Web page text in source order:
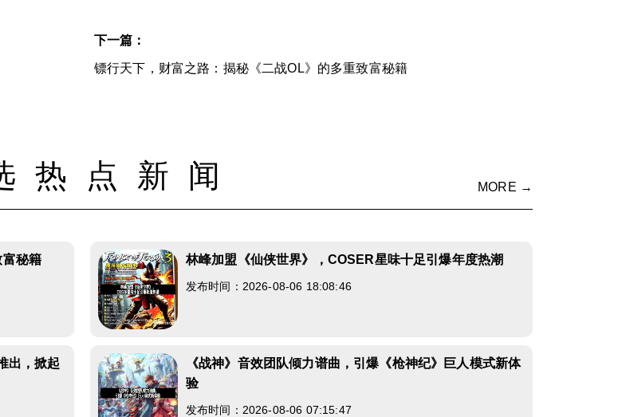
下一篇：
镖行天下，财富之路：揭秘《二战OL》的多重致富秘籍
热点新闻 MORE →
秘籍 林峰加盟《仙侠世界》，COSER星味十足引爆年度热潮
发布时间：2026-08-06 18:08:46
出，掀起
《战神》音效团队倾力谱曲，引爆《枪神纪》巨人模式新体
验
发布时间：2026-08-06 07:15:47